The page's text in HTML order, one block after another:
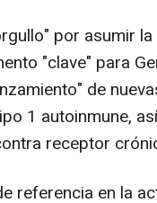
por asumir
"clave" para
de
1 autoinmune,
receptor
referencia en la